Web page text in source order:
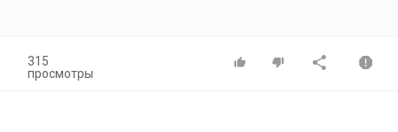
315
просмотры